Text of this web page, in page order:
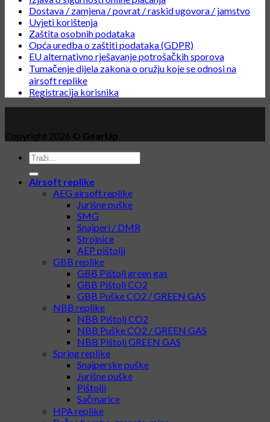
Dostava / zamjena / povrat / raskid ugovora / jamstvo
Uvjeti korištenja
Zaštita osobnih podataka
Opća uredba o zaštiti podataka (GDPR)
EU alternativno rješavanje potrošačkih sporova
Tumačenje dijela zakona o oružju koje se odnosi na
airsoft replike
Registracija korisnika
Copyright 2026 © GearUp
Airsoft replike
AEG airsoft replike
Jurišne puške
SMG
Snajperi / DMR
Strojnice
AEP pištolji
GBB replike
GBB Pištolj green gas
GBB Pištolj CO2
GBB Puške CO2 / GREEN GAS
NBB replike
NBB Pištolj CO2
NBB Puške CO2 / GREEN GAS
NBB Pištolj GREEN GAS
Spring replike
Snajperske puške
Jurišne puške
Pištolji
Sačmarice
HPA replike